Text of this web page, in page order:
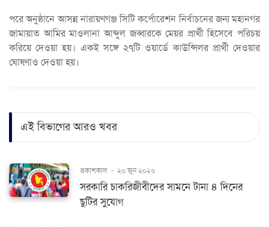
পরে অনুষ্ঠানে আসন্ন নারায়ণগঞ্জ সিটি কর্পোরেশন নির্বাচনের জন্য মহানগর
জামায়াত আমির মাওলানা আব্দুল জব্বারকে মেয়র প্রার্থী হিসেবে পরিচয়
করিয়ে দেওয়া হয়। একই সঙ্গে ২৭টি ওয়ার্ডে কাউন্সিলর প্রার্থী দেওয়ার
ঘোষণাও দেওয়া হয়।
এই বিভাগের আরও খবর
প্রকাশকাল - ২০ জুন ২০২৬
সরকারি চাকরিজীবীদের সামনে টানা ৪ দিনের
ছুটির সুযোগ